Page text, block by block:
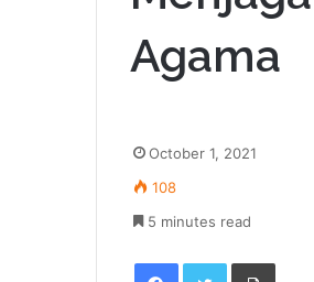
Agama
October 1, 2021
108
5 minutes read
Facebook Twitter Print